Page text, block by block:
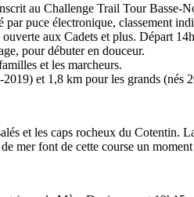
au Challenge Trail Tour Basse-
puce électronique, classement
aux Cadets et plus. Départ
pour débuter en douceur.
et les marcheurs.
et 1,8 km pour les grands (nés
et les caps rocheux du
mer font de cette course un moment